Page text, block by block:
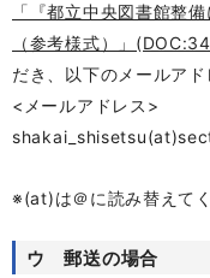
「『都立中央図書館整
（参考様式）」
だき、以下のメールアド
<メールアドレス>
shakai_shisetsu(at)
※(at)は＠に読み替えてく
ウ 郵送の場合